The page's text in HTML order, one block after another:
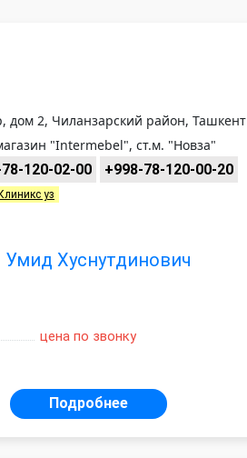
дом 2, Чиланзарский район, Ташкент
"Intermebel", ст.м. "Новза"
120-02-00 +998-78-120-00-20
уз
Хуснутдинович
цена по звонку
Подробнее